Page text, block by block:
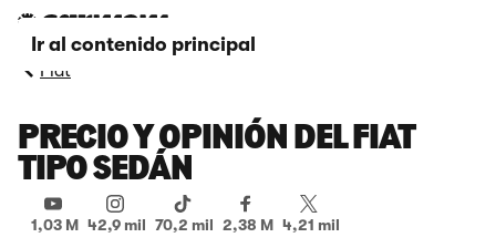
Ir al contenido principal
Fiat
PRECIO Y OPINIÓN DEL FIAT
TIPO SEDÁN
1,03 M 42,9 mil 70,2 mil 2,38 M 4,21 mil